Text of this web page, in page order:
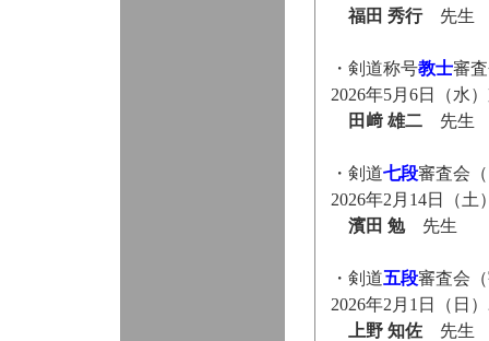
福田 秀行先生
・剣道称号教士審
2026年5月6日（水
田﨑 雄二先生
・剣道七段審査会
2026年2月14日（
濱田 勉先生
・剣道五段審査会
2026年2月1日（日
上野 知佐先生